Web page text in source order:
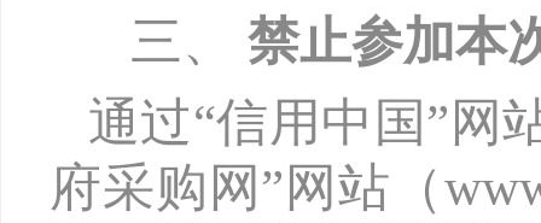
三、 禁止参加本
通过“信用中国”网
府采购网”网站（